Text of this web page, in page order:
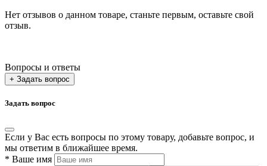
Нет отзывов о данном товаре, станьте первым, оставьте свой
отзыв.
Вопросы и ответы
+ Задать вопрос
Задать вопрос
Если у Вас есть вопросы по этому товару, добавьте вопрос, и
мы ответим в ближайшее время.
* Ваше имя